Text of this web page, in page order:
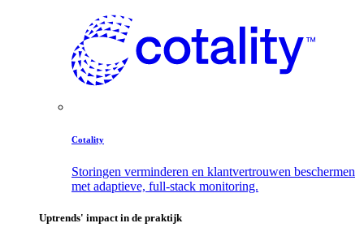
Cotality
Storingen verminderen en klantvertrouwen beschermen
met adaptieve, full-stack monitoring.
Uptrends' impact in de praktijk